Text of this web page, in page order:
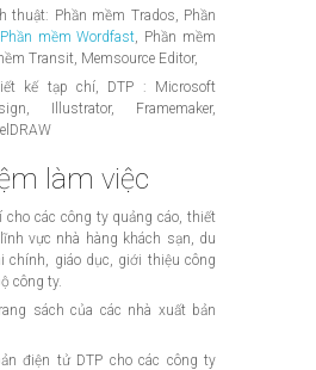
thuật: Phần mềm Trados, Phần
Phần mềm Wordfast, Phần mềm
Transit, Memsource Editor,
kế tạp chí, DTP : Microsoft
Illustrator, Framemaker,
làm việc
cho các công ty quảng cáo, thiết
vực nhà hàng khách sạn, du
chính, giáo dục, giới thiệu công
công ty.
sách của các nhà xuất bản
điện tử DTP cho các công ty